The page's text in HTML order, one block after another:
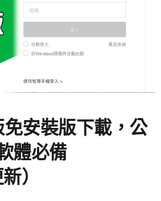
免安裝版下載，公
體必備
）